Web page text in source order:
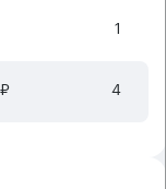
1
4